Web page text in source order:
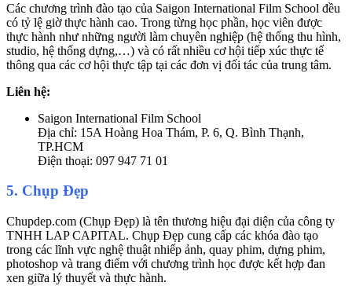
Các chương trình đào tạo của Saigon International Film School đều
có tỷ lệ giờ thực hành cao. Trong từng học phần, học viên được
thực hành như những người làm chuyên nghiệp (hệ thống thu hình,
studio, hệ thống dựng,…) và có rất nhiều cơ hội tiếp xúc thực tế
thông qua các cơ hội thực tập tại các đơn vị đối tác của trung tâm.
Liên hệ:
Saigon International Film School
Địa chỉ: 15A Hoàng Hoa Thám, P. 6, Q. Bình Thạnh,
TP.HCM
Điện thoại: 097 947 71 01
5. Chụp Đẹp
Chupdep.com (Chụp Đẹp) là tên thương hiệu đại diện của công ty
TNHH LAP CAPITAL. Chụp Đẹp cung cấp các khóa đào tạo
trong các lĩnh vực nghệ thuật nhiếp ảnh, quay phim, dựng phim,
photoshop và trang điểm với chương trình học được kết hợp đan
xen giữa lý thuyết và thực hành.